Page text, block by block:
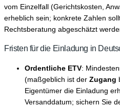
vom Einzelfall (Gerichtskosten,
erheblich sein; konkrete Zahlen
Rechtsberatung abgeschätzt
Fristen für die Einladung in
Ordentliche ETV:
(maßgeblich ist der Zugang
Eigentümer die Einladung
Versanddatum; sichern Sie